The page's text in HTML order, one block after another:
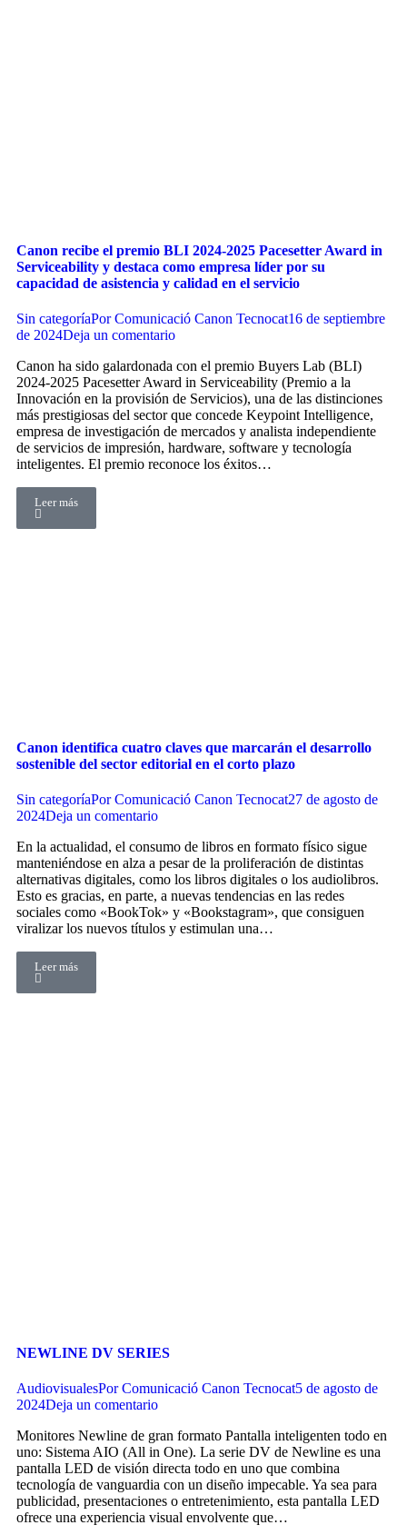
Canon recibe el premio BLI 2024-2025 Pacesetter Award in
Serviceability y destaca como empresa líder por su
capacidad de asistencia y calidad en el servicio
Sin categoríaPorComunicació Canon Tecnocat16 de septiembre
de 2024Deja un comentario
Canon ha sido galardonada con el premio Buyers Lab (BLI)
2024-2025 Pacesetter Award in Serviceability (Premio a la
Innovación en la provisión de Servicios), una de las distinciones
más prestigiosas del sector que concede Keypoint Intelligence,
empresa de investigación de mercados y analista independiente
de servicios de impresión, hardware, software y tecnología
inteligentes. El premio reconoce los éxitos…
Leer más
Canon identifica cuatro claves que marcarán el desarrollo
sostenible del sector editorial en el corto plazo
Sin categoríaPorComunicació Canon Tecnocat27 de agosto de
2024Deja un comentario
En la actualidad, el consumo de libros en formato físico sigue
manteniéndose en alza a pesar de la proliferación de distintas
alternativas digitales, como los libros digitales o los audiolibros.
Esto es gracias, en parte, a nuevas tendencias en las redes
sociales como «BookTok» y «Bookstagram», que consiguen
viralizar los nuevos títulos y estimulan una…
Leer más
NEWLINE DV SERIES
AudiovisualesPorComunicació Canon Tecnocat5 de agosto de
2024Deja un comentario
Monitores Newline de gran formato Pantalla inteligenten todo en
uno: Sistema AIO (All in One). La serie DV de Newline es una
pantalla LED de visión directa todo en uno que combina
tecnología de vanguardia con un diseño impecable. Ya sea para
publicidad, presentaciones o entretenimiento, esta pantalla LED
ofrece una experiencia visual envolvente que…